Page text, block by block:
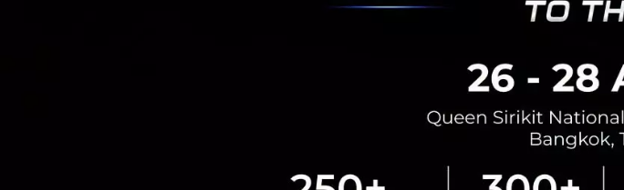
ทำงานที่บ้านได้อีกด้วย ทุกอย่างปรับเป็นดิจิทัล กา
ว่าลูกค้าเป็นมีตัวจนจริงหรือไม่ ง่ายต่อการทำเอก
ออนไลน์ก็มีระบบที่ช่วยให้ลูกค้าชำระเงินได้หลาก
แบบศูนย์เปอร์เซ็นต์ไปจนถึงจ่ายด้วยสกุลเงินดิจิทัล